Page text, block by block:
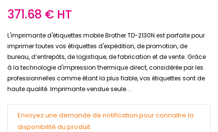
371.68 € HT
L'imprimante d'étiquettes mobile Brother TD-2130N est parfaite pour
imprimer toutes vos étiquettes d'expédition, de promotion, de
bureau, d’entrepôts, de logistique, de fabrication et de vente. Grâce
à la technologie d'impression thermique direct, considérée par les
professionnelles comme étant la plus fiable, vos étiquettes sont de
haute qualité. Imprimante vendue seule....
Envoyez une demande de notification pour connaitre la
disponibilité du produit.